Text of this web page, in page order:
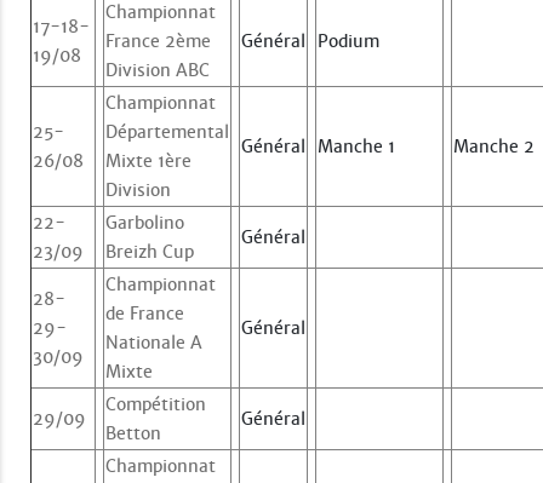
17-18-
19/08
Championnat
France 2ème
Division ABC
Général Podium
25-
26/08
Championnat
Départemental
Mixte 1ère
Division
Général Manche 1 Manche 2
22-
23/09
Garbolino
Breizh Cup
Général
28-
29-
30/09
Championnat
de France
Nationale A
Mixte
Général
29/09
Compétition
Betton
Général
Championnat